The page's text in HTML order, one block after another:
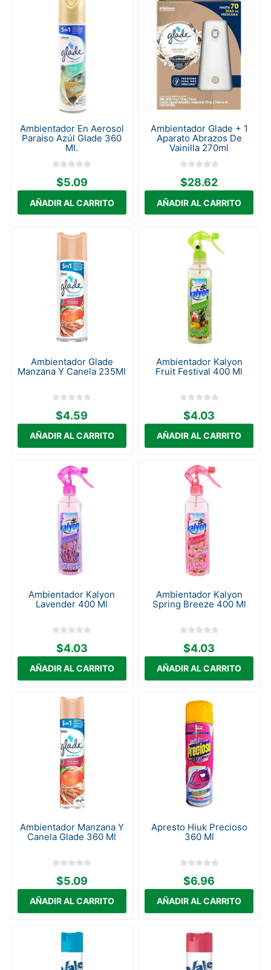
Ambientador En Aerosol
Paraiso Azúl Glade 360
Ml.
$5.09
Ambientador Glade + 1
Aparato Abrazos De
Vainilla 270ml
$28.62
Ambientador Glade
Manzana Y Canela 235Ml
$4.59
Ambientador Kalyon
Fruit Festival 400 Ml
$4.03
Ambientador Kalyon
Lavender 400 Ml
$4.03
Ambientador Kalyon
Spring Breeze 400 Ml
$4.03
Ambientador Manzana Y
Canela Glade 360 Ml
$5.09
Apresto Hiuk Precioso
360 Ml
$6.96